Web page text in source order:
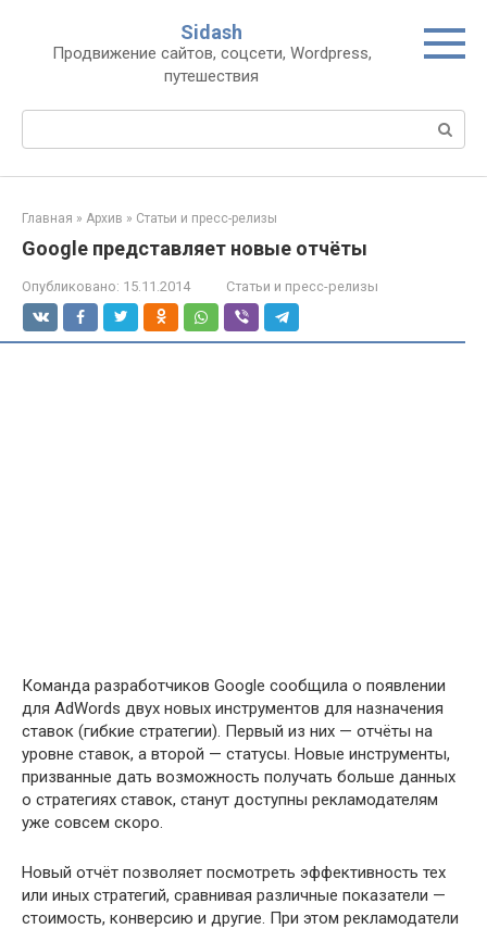
контенту
Sidash
Продвижение сайтов, соцсети, Wordpress,
путешествия
Главная » Архив » Статьи и пресс-релизы
Google представляет новые отчёты
Опубликовано: 15.11.2014 Статьи и пресс-релизы
Команда разработчиков Google сообщила о появлении
для AdWords двух новых инструментов для назначения
ставок (гибкие стратегии). Первый из них — отчёты на
уровне ставок, а второй — статусы. Новые инструменты,
призванные дать возможность получать больше данных
о стратегиях ставок, станут доступны рекламодателям
уже совсем скоро.
Новый отчёт позволяет посмотреть эффективность тех
или иных стратегий, сравнивая различные показатели —
стоимость, конверсию и другие. При этом рекламодатели